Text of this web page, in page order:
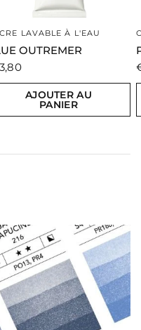
LAVABLE À L'EAU
OUTREMER
AJOUTER AU
PANIER